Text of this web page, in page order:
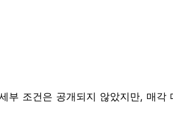
부 조건은 공개되지 않았지만, 매각